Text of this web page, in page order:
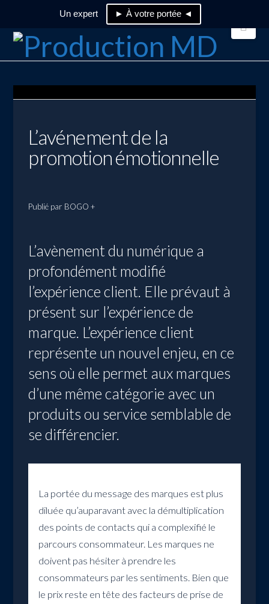
Un expert ► À votre portée ◄
L’avénement de la
promotion émotionnelle
Publié par BOGO +
L’avènement du numérique a
profondément modifié
l’expérience client. Elle prévaut à
présent sur l’expérience de
marque. L’expérience client
représente un nouvel enjeu, en ce
sens où elle permet aux marques
d’une même catégorie avec un
produits ou service semblable de
se différencier.
La portée du message des marques est plus
diluée qu’auparavant avec la démultiplication
des points de contacts qui a complexifié le
parcours consommateur. Les marques ne
doivent pas hésiter à prendre les
consommateurs par les sentiments. Bien que
le prix reste en tête des facteurs de prise de